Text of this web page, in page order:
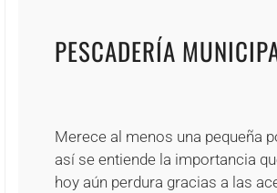
PESCADERÍA
Merece al menos una pequeña
así se entiende la importancia
hoy aún perdura gracias a las